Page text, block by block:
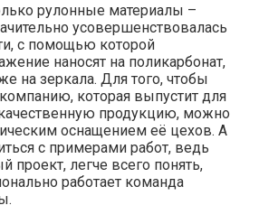
рулонные материалы –
усовершенствовалась
с помощью которой
наносят на поликарбонат,
на зеркала. Для того, чтобы
которая выпустит для
продукцию, можно
оснащением её цехов. А
с примерами работ, ведь
легче всего понять,
работает команда